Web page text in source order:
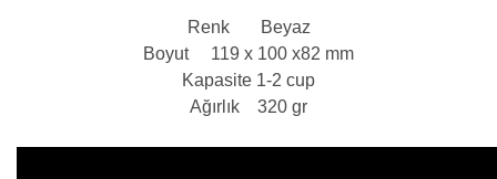
Renk Beyaz
Boyut 119 x 100 x82 mm
Kapasite 1-2 cup
Ağırlık 320 gr